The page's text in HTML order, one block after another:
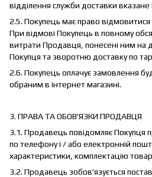
відділення служби доставки
2.5. Покупець має право відмовитися
При відмові Покупець в повному
витрати Продавця, понесені ним на
Покупця та зворотню доставку по
2.6. Покупець оплачує замовлення
обраним в інтернет магазині.
3. ПРАВА ТА ОБОВ'ЯЗКИ ПРОДАВЦЯ
3.1. Продавець повідомляє Покупця
по телефону і / або електронній
характеристики, комплектацію
3.2. Продавець зобов'язується